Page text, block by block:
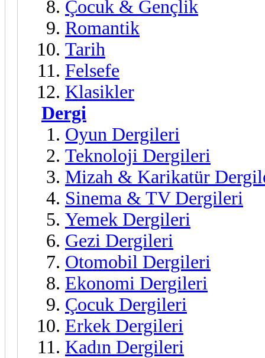
Çocuk & Gençlik
Romantik
Tarih
Felsefe
Klasikler
Dergi
Oyun Dergileri
Teknoloji Dergileri
Mizah & Karikatür
Sinema & TV Dergileri
Yemek Dergileri
Gezi Dergileri
Otomobil Dergileri
Ekonomi Dergileri
Çocuk Dergileri
Erkek Dergileri
Kadın Dergileri